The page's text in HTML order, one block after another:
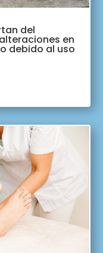
del
en
debido al uso